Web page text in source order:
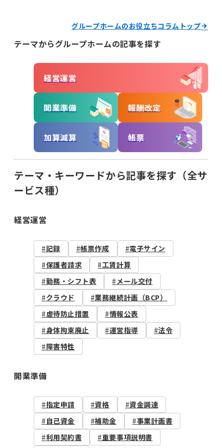
開業準備 報酬改定
キーワードからコラムを探す キーワード一覧
記録 帳票作成 電子サイン
国保連請求 工賃計算 指定申請
開業の流れ 処遇改善加算 法改正
個別支援計画 モニタリング
グループホームのお役立ちコラムトップ
テーマからグループホームの記事を探す
経営運営
開業準備 報酬改定
加算減算 帳票
テーマ・キーワードから記事を探す（全サ
ービス種）
経営運営
記録 帳票作成
電子サイン
保護者請求
工賃計算
勤務・シフト表
メール交付
クラウド
業務継続計画（BCP）
虐待防止措置
情報公表
身体拘束廃止
運営指導
法令
障害特性
開業準備
指定申請 資格
資金調達
自己資金
補助金
事業計画書
利用契約書
重要事項説明書